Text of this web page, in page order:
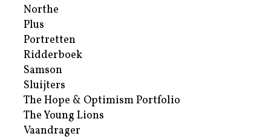
Northe
Plus
Portretten
Ridderboek
Samson
Sluijters
The Hope & Optimism Portfolio
The Young Lions
Vaandrager